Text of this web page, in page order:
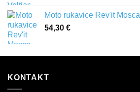
Moto rukavice Rev'it Mosca
54,30 €
KONTAKT